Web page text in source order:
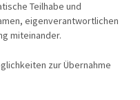
Teilhabe und
eigenverantwortlichen
miteinander.
zur Übernahme